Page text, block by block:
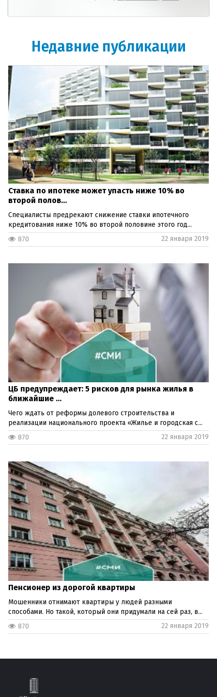
Недавние публикации
Ставка по ипотеке может упасть ниже 10% во
второй полов...
Специалисты предрекают снижение ставки ипотечного
кредитования ниже 10% во второй половине этого год...
870
22 января 2019
ЦБ предупреждает: 5 рисков для рынка жилья в
ближайшие ...
Чего ждать от реформы долевого строительства и
реализации национального проекта «Жилье и городская с...
870
22 января 2019
Пенсионер из дорогой квартиры
Мошенники отнимают квартиры у людей разными
способами. Но такой, который они придумали на сей раз, в...
870
22 января 2019